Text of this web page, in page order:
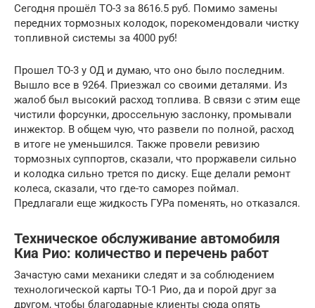
Сегодня прошёл ТО-3 за 8616.5 руб. Помимо замены
передних тормозных колодок, порекомендовали чистку
топливной системы за 4000 руб!
Прошел ТО-3 у ОД и думаю, что оно было последним.
Вышло все в 9264. Приезжал со своими деталями. Из
жалоб был высокий расход топлива. В связи с этим еще
чистили форсунки, дроссельную заслонку, промывали
инжектор. В общем чую, что развели по полной, расход
в итоге не уменьшился. Также провели ревизию
тормозных суппортов, сказали, что проржавели сильно
и колодка сильно трется по диску. Еще делали ремонт
колеса, сказали, что где-то саморез поймал.
Предлагали еще жидкость ГУРа поменять, но отказался.
Техническое обслуживание автомобиля
Киа Рио: количество и перечень работ
Зачастую сами механики следят и за соблюдением
технологической карты ТО-1 Рио, да и порой друг за
другом, чтобы благодарные клиенты сюда опять